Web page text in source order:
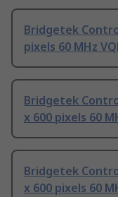
Bridgetek
pixels 60 MHz
Bridgetek
x 600 pixels 60
Bridgetek
x 600 pixels 60